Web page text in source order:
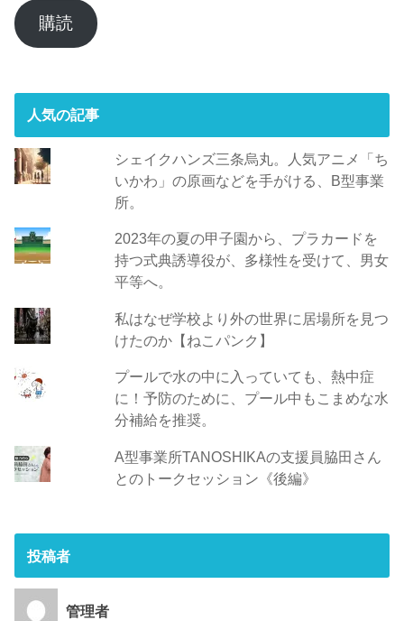
ア
ド
購読
人気の記事
シェイクハンズ三条烏丸。人気アニメ「ち
いかわ」の原画などを手がける、B型事業
所。
2023年の夏の甲子園から、プラカードを
持つ式典誘導役が、多様性を受けて、男女
平等へ。
私はなぜ学校より外の世界に居場所を見つ
けたのか【ねこパンク】
プールで水の中に入っていても、熱中症
に！予防のために、プール中もこまめな水
分補給を推奨。
A型事業所TANOSHIKAの支援員脇田さん
とのトークセッション《後編》
投稿者
管理者